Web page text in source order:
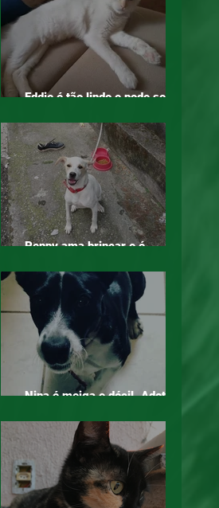
Eddie é tão lindo e pode ser
Penny ama brincar e é
Nina é meiga e dócil. Adotar é